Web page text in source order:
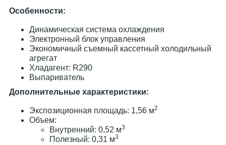
Особенности:
Динамическая система охлаждения
Электронный блок управления
Экономичный съемный кассетный холодильный
агрегат
Хладагент: R290
Выпариватель
Дополнительные характеристики:
Экспозиционная площадь: 1,56 м2
Объем:
Внутренний: 0,52 м3
Полезный: 0,31 м3